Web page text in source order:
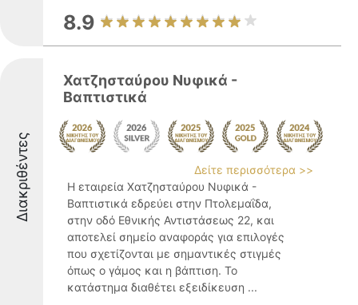
8.9
Διακριθέντες
Χατζησταύρου Νυφικά -
Βαπτιστικά
Δείτε περισσότερα >>
Η εταιρεία Χατζησταύρου Νυφικά -
Βαπτιστικά εδρεύει στην Πτολεμαΐδα,
στην οδό Εθνικής Αντιστάσεως 22, και
αποτελεί σημείο αναφοράς για επιλογές
που σχετίζονται με σημαντικές στιγμές
όπως ο γάμος και η βάπτιση. Το
κατάστημα διαθέτει εξειδίκευση ...